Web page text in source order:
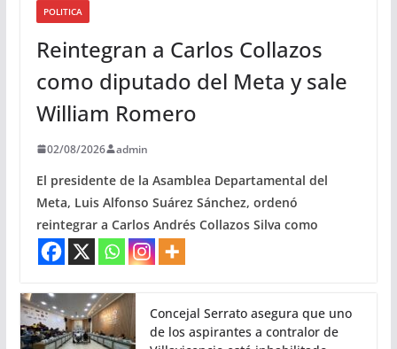
POLITICA
Reintegran a Carlos Collazos
como diputado del Meta y sale
William Romero
02/08/2026 admin
El presidente de la Asamblea Departamental del
Meta, Luis Alfonso Suárez Sánchez, ordenó
reintegrar a Carlos Andrés Collazos Silva como
Concejal Serrato asegura que uno
de los aspirantes a contralor de